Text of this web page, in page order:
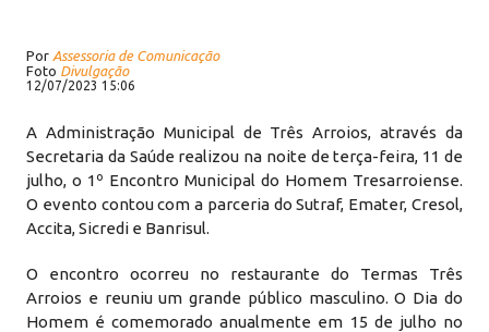
Por Assessoria de Comunicação
Foto Divulgação
12/07/2023 15:06
A Administração Municipal de Três Arroios, através da
Secretaria da Saúde realizou na noite de terça-feira, 11 de
julho, o 1º Encontro Municipal do Homem Tresarroiense.
O evento contou com a parceria do Sutraf, Emater, Cresol,
Accita, Sicredi e Banrisul.
O encontro ocorreu no restaurante do Termas Três
Arroios e reuniu um grande público masculino. O Dia do
Homem é comemorado anualmente em 15 de julho no